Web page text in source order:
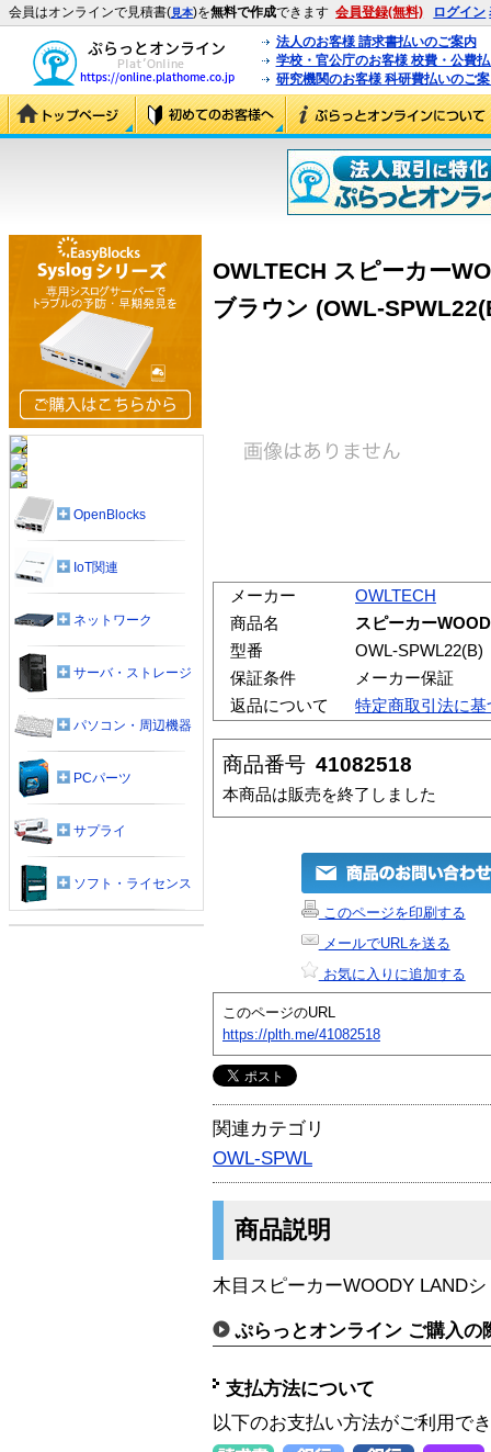
会員はオンラインで見積書(見本)を無料で作成できます 会員登録(無料) ログイン
法人のお客様 請求書払いのご案内
学校・官公庁のお客様 校費・公費
研究機関のお客様 科研費払いのご
OWLTECH スピーカー
ブラウン (OWL-
メーカー
OWLTECH
商品名
スピーカー
型番
OWL-SPWL22(B)
保証条件
メーカー保証
返品について
特定商取引法に基
商品番号 41082518
本商品は販売を終了しました
このページを印刷する
メールでURLを送る
お気に入りに追加する
このページのURL
https://plth.me/41082518
関連カテゴリ
OWL-SPWL
商品説明
木目スピーカーWOODY LAND
ぷらっとオンライン ご購入の
支払方法について
以下のお支払い方法がご利用で
OpenBlocks
IoT関連
ネットワーク
サーバ・ストレージ
パソコン・周辺機器
PCパーツ
サプライ
ソフト・ライセンス